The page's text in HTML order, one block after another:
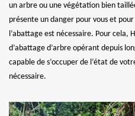
un arbre ou une végétation bien
présente un danger pour vous et
l’abattage est nécessaire. Pour cela,
d’abattage d’arbre opérant depuis
capable de s’occuper de l’état de
nécessaire.